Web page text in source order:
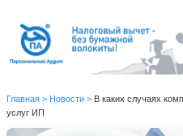
Главная > Новости > В каких случаях
услуг ИП